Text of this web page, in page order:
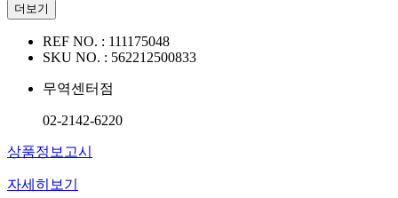
더보기
REF NO. : 111175048
SKU NO. : 562212500833
무역센터점
02-2142-6220
상품정보고시
자세히보기